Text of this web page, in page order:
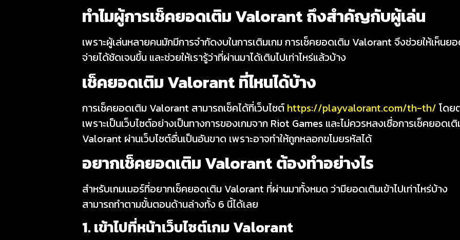
ทำไมผู้การเช็คยอดเติม Valorantถึงสำคัญกับผู้เล่น
เพราะผู้เล่นหลายคนมักมีการจำกัดงบในการเติมเกม การเช็คยอดเติม Valorant จึงช่วยให้เห็นย
จ่ายได้ชัดเจนขึ้น และช่วยให้เรารู้ว่าที่ผ่านมาได้เติมไปเท่าไหร่แล้วบ้าง
เช็คยอดเติม Valorantที่ไหนได้บ้าง
การเช็คยอดเติม Valorant สามารถเช็คได้ที่เว็บไซต์ https://playvalorant.com/th-th/ โดย
เพราะเป็นเว็บไซต์อย่างเป็นทางการของเกมจาก Riot Games และไม่ควรหลงเชื่อการเช็คยอดเ
Valorant ผ่านเว็บไซต์อื่นเป็นอันขาด เพราะอาจทำให้ถูกหลอกขโมยรหัสได้
อยากเช็คยอดเติม Valorantต้องทำอย่างไร
สำหรับเกมเมอร์ที่อยากเช็คยอดเติม Valorant ที่ผ่านมาทั้งหมด ว่ามียอดเติมเข้าไปเท่าไหร่บ้าง
สามารถทำตามขั้นตอนด้านล่างทั้ง 6 นี้ได้เลย
1. เข้าไปที่หน้าเว็บไซต์เกม Valorant